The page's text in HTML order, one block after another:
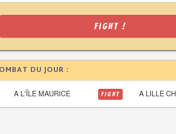
Fight !
DU JOUR :
A L'ÎLE MAURICE FIGHT A LILLE